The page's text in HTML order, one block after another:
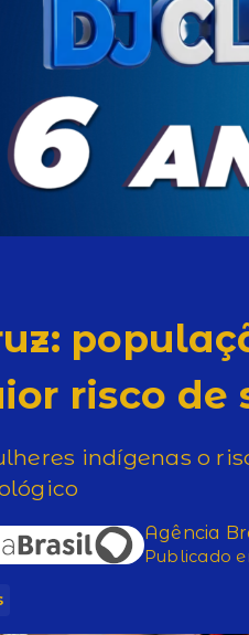
risco de
indígenas o
Agência
Publicado